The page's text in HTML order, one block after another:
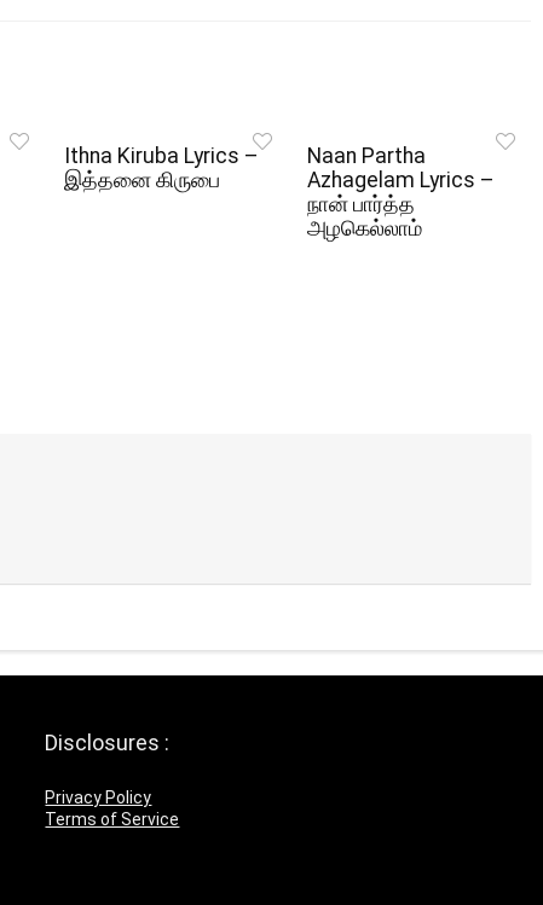
Ithna Kiruba Lyrics –
இத்தனை கிருபை
Naan Partha
Azhagelam Lyrics –
நான் பார்த்த
அழகெல்லாம்
Disclosures :
Privacy Policy
Terms of Service